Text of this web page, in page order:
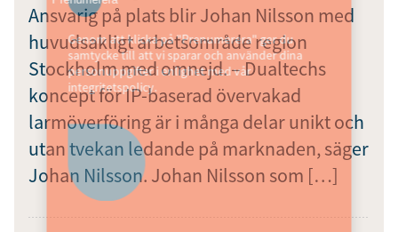
Ansvarig på plats blir Johan Nilsson med
huvudsakligt arbetsområde region
Stockholm med omnejd. – Dualtechs
koncept för IP-baserad övervakad
larmöverföring är i många delar unikt och
utan tvekan ledande på marknaden, säger
Johan Nilsson. Johan Nilsson som […]
Genom att klicka på "Prenumerera" ger du
samtycke till att vi sparar och använder dina
personuppgifter i enlighet med vår
integritetspolicy.